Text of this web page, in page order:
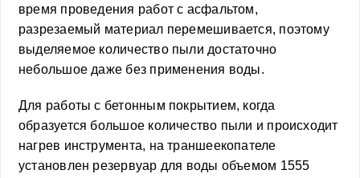
время проведения работ с асфальтом,
разрезаемый материал перемешивается, поэтому
выделяемое количество пыли достаточно
небольшое даже без применения воды.
Для работы с бетонным покрытием, когда
образуется большое количество пыли и происходит
нагрев инструмента, на траншеекопателе
установлен резервуар для воды объемом 1555